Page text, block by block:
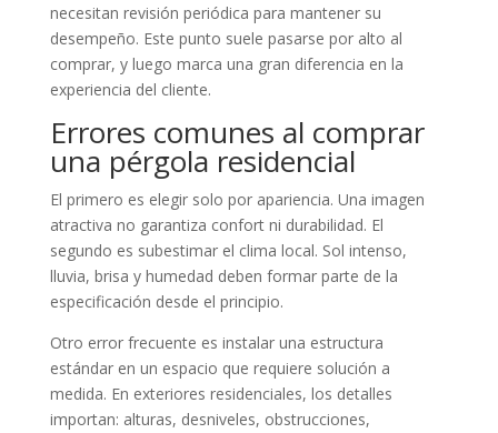
necesitan revisión periódica para mantener su
desempeño. Este punto suele pasarse por alto al
comprar, y luego marca una gran diferencia en la
experiencia del cliente.
Errores comunes al comprar
una pérgola residencial
El primero es elegir solo por apariencia. Una imagen
atractiva no garantiza confort ni durabilidad. El
segundo es subestimar el clima local. Sol intenso,
lluvia, brisa y humedad deben formar parte de la
especificación desde el principio.
Otro error frecuente es instalar una estructura
estándar en un espacio que requiere solución a
medida. En exteriores residenciales, los detalles
importan: alturas, desniveles, obstrucciones,